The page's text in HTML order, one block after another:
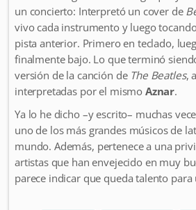
un concierto: Interpretó un cover de
vivo cada instrumento y luego
pista anterior. Primero en teclado,
finalmente bajo. Lo que terminó
versión de la canción de The Beatles,
interpretadas por el mismo Aznar.
Ya lo he dicho –y escrito– muchas
uno de los más grandes músicos de
mundo. Además, pertenece a una
artistas que han envejecido en muy
parece indicar que queda talento